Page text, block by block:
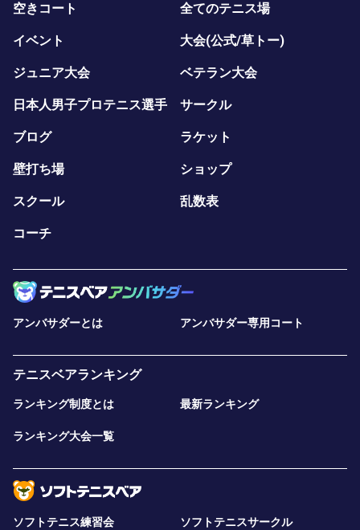
空きコート 全てのテニス場
イベント 大会(公式/草トー)
ジュニア大会 ベテラン大会
日本人男子プロテニス選手 サークル
ブログ ラケット
壁打ち場 ショップ
スクール 乱数表
コーチ
アンバサダーとは アンバサダー専用コート
テニスベアランキング
ランキング制度とは 最新ランキング
ランキング大会一覧
ソフトテニス練習会 ソフトテニスサークル